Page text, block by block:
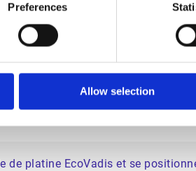
Preferences
Allow selection
renforce sa relation client et
« Digital World-Class® Provider »
Gartner® pour ses suites
de platine EcoVadis et se